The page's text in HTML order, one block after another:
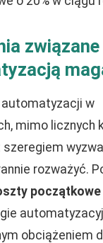
związane
automatyzacji w
mimo licznych
szeregiem
rozważyć.
początkowe
obciążeniem